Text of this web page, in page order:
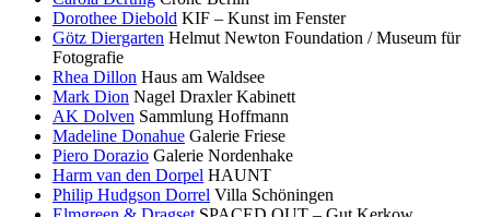
Dorothee Diebold KIF – Kunst im Fenster
Götz Diergarten Helmut Newton Foundation / Museum für
Fotografie
Rhea Dillon Haus am Waldsee
Mark Dion Nagel Draxler Kabinett
AK Dolven Sammlung Hoffmann
Madeline Donahue Galerie Friese
Piero Dorazio Galerie Nordenhake
Harm van den Dorpel HAUNT
Philip Hudgson Dorrel Villa Schöningen